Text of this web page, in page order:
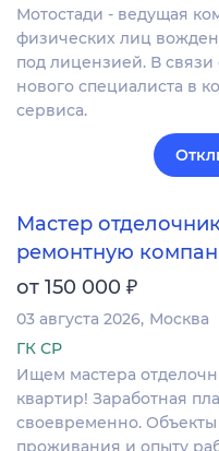
Мотостади - ведущая
физических лиц
под лицензией. В
нового специалиста в
сервиса.
Мастер
ремонтную
от 150 000 ₽
03 августа 2026 Москва
ГК СР
Ищем мастера
квартир! Заработная
своевременно. Объекты
проживания и опыту